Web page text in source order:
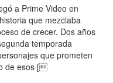
a Prime Video en
que mezclaba
de crecer. Dos años
temporada
que prometen
de esos [